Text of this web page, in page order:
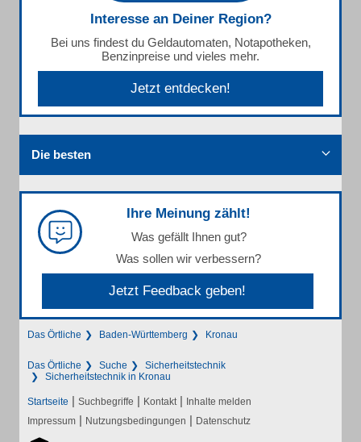
Interesse an Deiner Region?
Bei uns findest du Geldautomaten, Notapotheken,
Benzinpreise und vieles mehr.
Jetzt entdecken!
Die besten
Ihre Meinung zählt!
Was gefällt Ihnen gut?
Was sollen wir verbessern?
Jetzt Feedback geben!
Das Örtliche Baden-Württemberg Kronau
Das Örtliche Suche
Sicherheitstechnik
Sicherheitstechnik in Kronau
Startseite | Suchbegriffe | Kontakt | Inhalte melden
Impressum | Nutzungsbedingungen | Datenschutz